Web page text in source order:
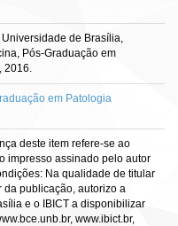
de Brasília,
Pós-Graduação em
2016.
em Patologia
deste item refere-se ao
impresso assinado pelo autor
Na qualidade de titular
da publicação, autorizo a
e o IBICT a disponibilizar
www.ibict.br,